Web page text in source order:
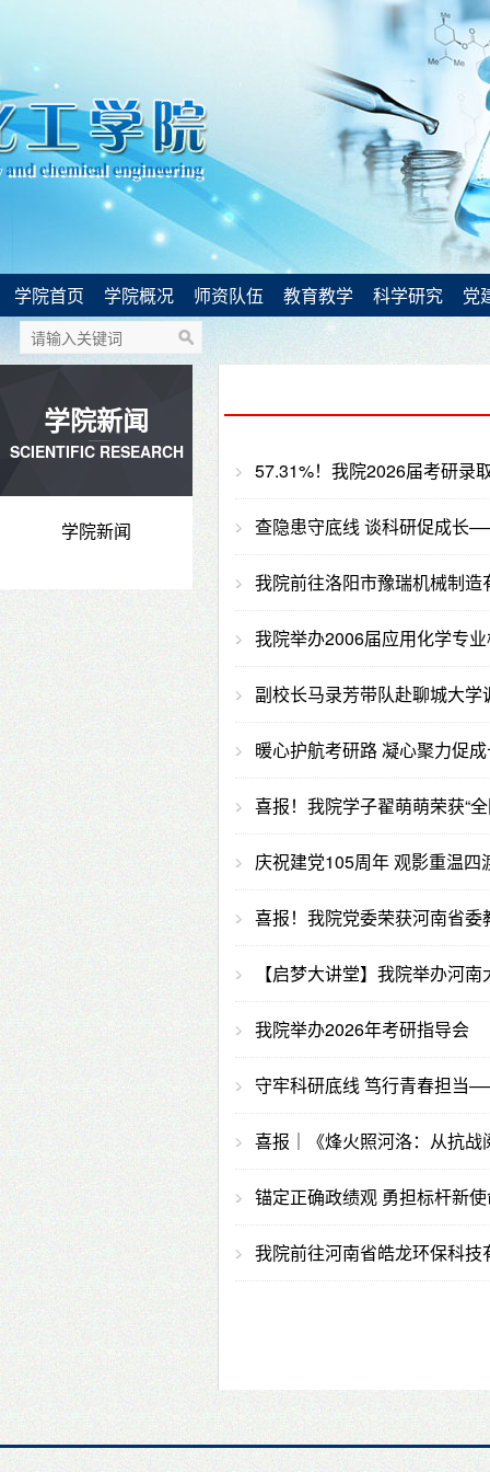
学院首页 学院概况 师资队伍 教育教学 科学研究 党
学院新闻
SCIENTIFIC RESEARCH
学院新闻
57.31%！我院2026届考研录
查隐患守底线 谈科研促成长
我院前往洛阳市豫瑞机械制
我院举办2006届应用化学专
副校长马录芳带队赴聊城大学
暖心护航考研路 凝心聚力促
喜报！我院学子翟萌萌荣获“
庆祝建党105周年 观影重温
喜报！我院党委荣获河南省
【启梦大讲堂】我院举办河
我院举办2026年考研指导会
守牢科研底线 笃行青春担当
喜报｜《烽火照河洛：从抗
锚定正确政绩观 勇担标杆新
我院前往河南省皓龙环保科